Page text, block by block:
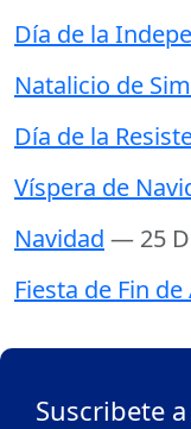
Día de la
Natalicio de
Día de la
Víspera de
Navidad — 25
Fiesta de Fin de
Suscribete